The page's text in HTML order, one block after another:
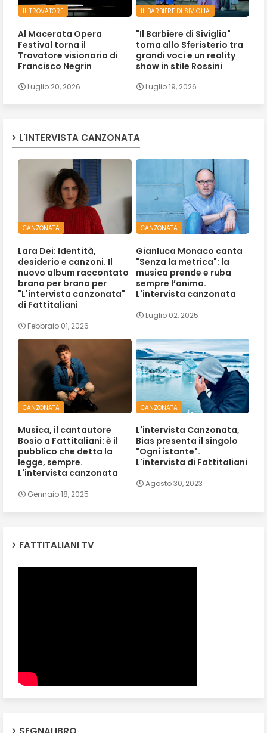
IL TROVATORE
Al Macerata Opera
Festival torna il
Trovatore visionario di
Francisco Negrin
Luglio 20, 2026
IL BARBIERE DI SIVIGLIA
"Il Barbiere di Siviglia"
torna allo Sferisterio tra
grandi voci e un reality
show in stile Rossini
Luglio 19, 2026
L'INTERVISTA CANZONATA
CANZONATA
Lara Dei: Identità,
desiderio e canzoni. Il
nuovo album raccontato
brano per brano per
"L'intervista canzonata"
di Fattitaliani
Febbraio 01, 2026
CANZONATA
Gianluca Monaco canta
"Senza la metrica": la
musica prende e ruba
sempre l’anima.
L'intervista canzonata
Luglio 02, 2025
CANZONATA
Musica, il cantautore
Bosio a Fattitaliani: è il
pubblico che detta la
legge, sempre.
L'intervista canzonata
Gennaio 18, 2025
CANZONATA
L'intervista Canzonata,
Bias presenta il singolo
"Ogni istante".
L'intervista di Fattitaliani
Agosto 30, 2023
FATTITALIANI TV